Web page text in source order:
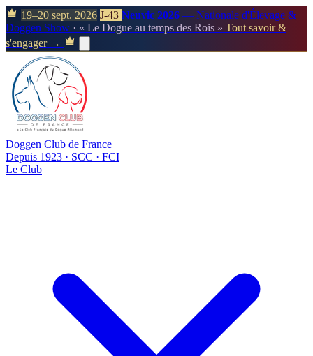
19–20 sept. 2026 J-43 Neuvic 2026 — Nationale d'Élevage &
Doggen Show · « Le Dogue au temps des Rois » Tout savoir &
s'engager →
Doggen Club de France
Depuis 1923 · SCC · FCI
Le Club